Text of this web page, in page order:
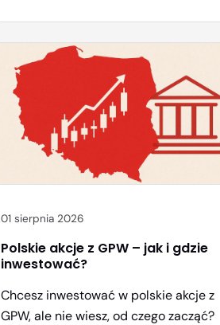
warszawskiej giełdzie i regularnie
pojawiająca się w portfelach
początkujących graczy. Jeśli
zastanawiasz się, jak kupić akcje
Allegro, gdzie to zrobić oraz czy to w
ogóle dobry moment […]
01 sierpnia 2026
Polskie akcje z GPW – jak i gdzie
inwestować?
Chcesz inwestować w polskie akcje z
GPW, ale nie wiesz, od czego zacząć?